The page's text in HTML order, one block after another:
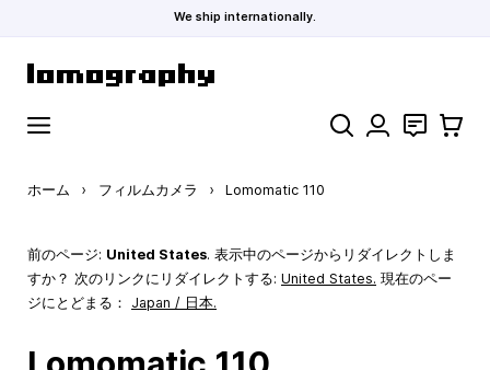
We ship internationally.
検索 お問い合わ
カート
ホーム › フィルムカメラ › Lomomatic 110
前のページ: United States. 表示中のページからリダイレクトしま
すか？ 次のリンクにリダイレクトする: United States. 現在のペー
ジにとどまる： Japan / 日本.